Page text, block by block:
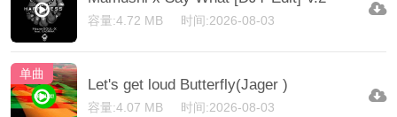
容量:4.72 MB 时间:2026-08-03
单曲
Let's get loud Butterfly(Jager )
容量:4.07 MB 时间:2026-08-03